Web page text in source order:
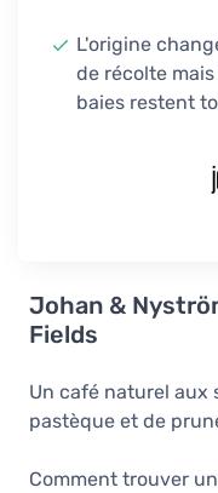
L'origine
de récolte
baies restent
Johan &
Fields
Un café naturel aux
pastèque et de
Comment trouver